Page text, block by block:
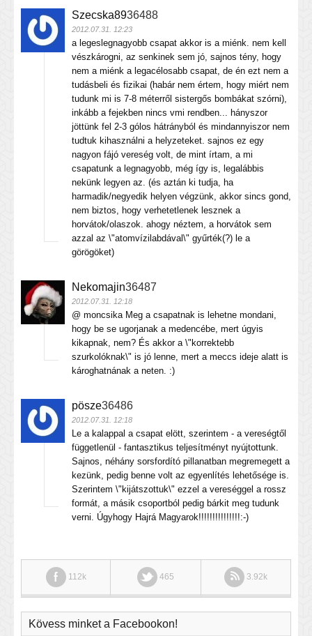
Szecska8936488
2012.07.31. 12:23
a legeslegnagyobb csapat akkor is a miénk. nem kell
vészkárogni, az senkinek sem jó, sajnos tény, hogy
nem a miénk a legacélosabb csapat, de én ezt nem a
tudásbeli és fizikai (habár nem értem, hogy miért nem
tudunk mi is 7-8 méterről sistergős bombákat szórni),
inkább a fejekben nincs vmi rendben... hányszor
jöttünk fel 2-3 gólos hátrányból és mindannyiszor nem
tudtuk kihasználni a helyzeteket. sajnos ez egy
nagyon fájó vereség volt, de mint írtam, a mi
csapatunk a legnagyobb, még így is, legalábbis
nekünk legyen az. (és aztán ki tudja, ha
harmadik/negyedik helyen végzünk, akkor sincs gond,
nem biztos, hogy verhetetlenek lesznek a
horvátok/olaszok. ahogy néztem, a horvátok sem
azzal az \"atomvízilabdával\" gyűrték(?) le a
görögöket)
Nekomajin36487
2012.07.31. 12:18
@ moncsika Meg a csapatnak is lehetne mondani,
hogy be se ugorjanak a medencébe, mert úgyis
kikapnak, nem? És akkor a \"korrektebb
szurkolóknak\" is jó lenne, mert a meccs ideje alatt is
károghatnának a neten. :)
pösze36486
2012.07.31. 12:18
Le a kalappal a csapat elött, szerintem - a vereségtől
függetlenül - fantasztikus teljesítményt nyújtottunk.
Sajnos, néhány sorsfordító pillanatban megremegett a
kezünk, pedig benne volt az egyenlítés lehetősége is.
Szerintem \"kijátszottuk\" ezzel a vereséggel a rossz
formát, a másik csoportból pedig bárkit meg tudunk
verni. Úgyhogy Hajrá Magyarok!!!!!!!!!!!!!!!:-)
112k 465 3.92k
Kövess minket a Facebookon!